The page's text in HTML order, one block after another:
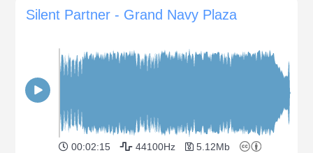
Silent Partner - Grand Navy Plaza
00:02:15 44100Hz 5.12Mb